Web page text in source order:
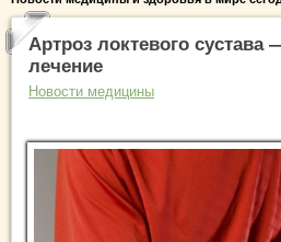
Артроз локтевого
лечение
Новости медицины